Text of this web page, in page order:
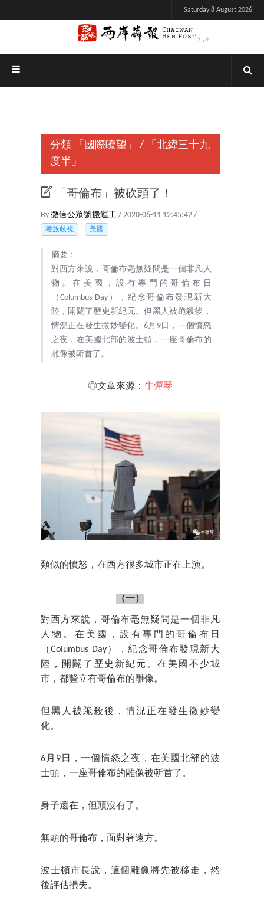
Saturday 8 August 2026
分類 「國際瞭望」 /
「北緯三十九
度半」
「哥倫布」被砍頭了！
By 微信公眾號搬運工 / 2020-06-11 12:45:42 /
種族歧視 美國
摘要：
對西方來說，哥倫布毫無疑問是一個非凡人
物。在美國，設有專門的哥倫布日
（Columbus Day），紀念哥倫布發現新大
陸，開闢了歷史新紀元。但黑人被跪殺後，
情況正在發生微妙變化。6月9日，一個憤怒
之夜，在美國北部的波士頓，一座哥倫布的
雕像被斬首了。
◎文章來源： 牛彈琴
類似的憤怒，在西方很多城市正在上演。
（一）
對西方來說，哥倫布毫無疑問是一個非凡
人物。在美國，設有專門的哥倫布日
（Columbus Day），紀念哥倫布發現新大
陸，開闢了歷史新紀元。在美國不少城
市，都豎立有哥倫布的雕像。
但黑人被跪殺後，情況正在發生微妙變
化。
6月9日，一個憤怒之夜，在美國北部的波
士頓，一座哥倫布的雕像被斬首了。
身子還在，但頭沒有了。
無頭的哥倫布，面對著遠方。
波士頓市長說，這個雕像將先被移走，然
後評估損失。